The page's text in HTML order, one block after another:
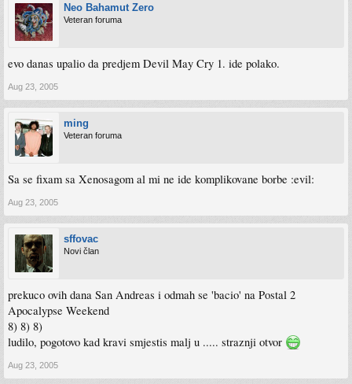
Neo Bahamut Zero
Veteran foruma
evo danas upalio da predjem Devil May Cry 1. ide polako.
Aug 23, 2005
ming
Veteran foruma
Sa se fixam sa Xenosagom al mi ne ide komplikovane borbe :evil:
Aug 23, 2005
sffovac
Novi član
prekuco ovih dana San Andreas i odmah se 'bacio' na Postal 2
Apocalypse Weekend
8) 8) 8)
ludilo, pogotovo kad kravi smjestis malj u ..... straznji otvor
Aug 23, 2005